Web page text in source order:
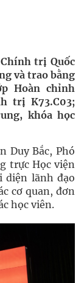
trị Quốc
và trao bằng
Hoàn chỉnh
trị K73.C03;
khóa học
Duy Bắc, Phó
trực Học viện
diện lãnh đạo
cơ quan, đơn
học viên.